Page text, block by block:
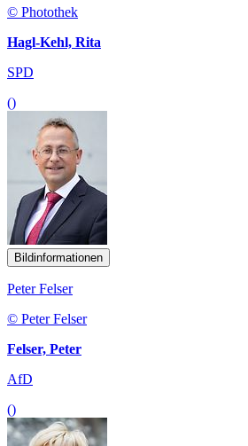
© Photothek
Hagl-Kehl, Rita
SPD
()
Bildinformationen
Peter Felser
© Peter Felser
Felser, Peter
AfD
()